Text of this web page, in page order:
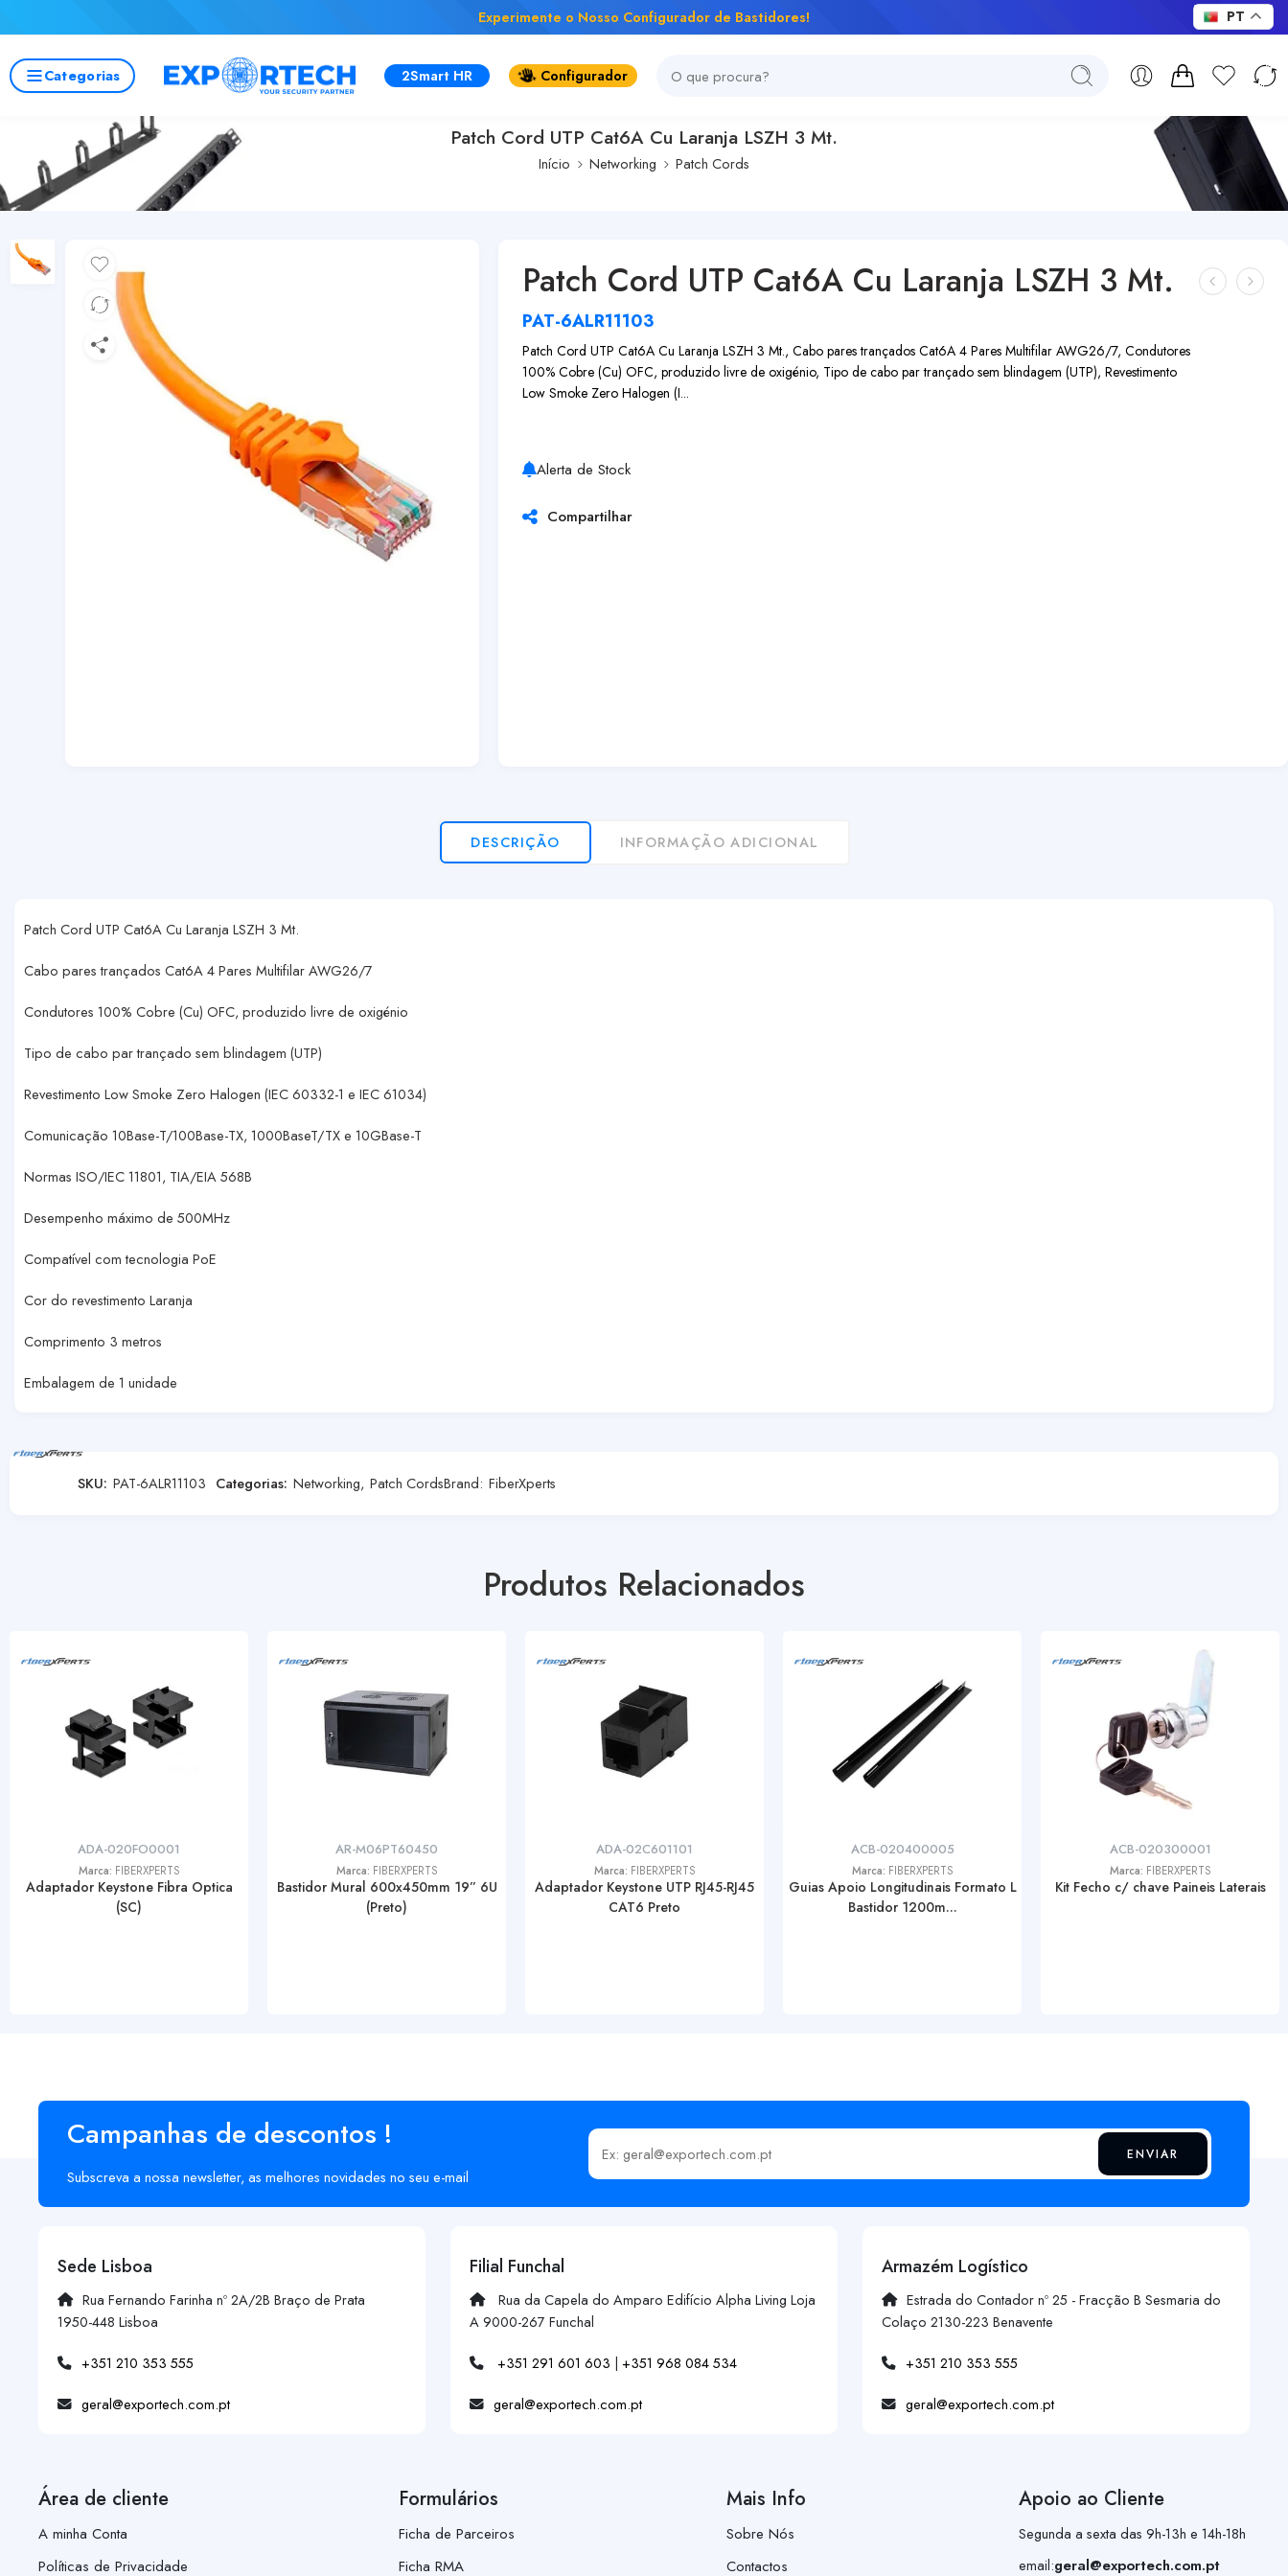
Experimente o Nosso Configurador de Bastidores!
Categorias 2Smart HR Configurador
Patch Cord UTP Cat6A Cu Laranja LSZH 3 Mt.
Início Networking Patch Cords
Patch Cord UTP Cat6A Cu Laranja LSZH 3 Mt.
PAT-6ALR11103
Patch Cord UTP Cat6A Cu Laranja LSZH 3 Mt., Cabo pares trançados Cat6A 4 Pares Multifilar AWG26/7, Condutores
100% Cobre (Cu) OFC, produzido livre de oxigénio, Tipo de cabo par trançado sem blindagem (UTP), Revestimento
Low Smoke Zero Halogen (I...
Alerta de Stock
Compartilhar
DESCRIÇÃO INFORMAÇÃO ADICIONAL
Patch Cord UTP Cat6A Cu Laranja LSZH 3 Mt.
Cabo pares trançados Cat6A 4 Pares Multifilar AWG26/7
Condutores 100% Cobre (Cu) OFC, produzido livre de oxigénio
Tipo de cabo par trançado sem blindagem (UTP)
Revestimento Low Smoke Zero Halogen (IEC 60332-1 e IEC 61034)
Comunicação 10Base-T/100Base-TX, 1000BaseT/TX e 10GBase-T
Normas ISO/IEC 11801, TIA/EIA 568B
Desempenho máximo de 500MHz
Compatível com tecnologia PoE
Cor do revestimento Laranja
Comprimento 3 metros
Embalagem de 1 unidade
SKU: PAT-6ALR11103 Categorias: Networking, Patch CordsBrand: FiberXperts
Produtos Relacionados
ADA-020FO0001
Marca: FIBERXPERTS
Adaptador Keystone Fibra Optica
(SC)
AR-M06PT60450
Marca: FIBERXPERTS
Bastidor Mural 600x450mm 19” 6U
(Preto)
ADA-02C601101
Marca: FIBERXPERTS
Adaptador Keystone UTP RJ45-RJ45
CAT6 Preto
ACB-020400005
Marca: FIBERXPERTS
Guias Apoio Longitudinais Formato L
Bastidor 1200m...
ACB-020300001
Marca: FIBERXPERTS
Kit Fecho c/ chave Paineis Laterais
Campanhas de descontos !
Subscreva a nossa newsletter, as melhores novidades no seu e-mail
Insira o seu email ENVIAR
Sede Lisboa
Rua Fernando Farinha nº 2A/2B Braço de Prata
1950-448 Lisboa
+351 210 353 555
geral@exportech.com.pt
Filial Funchal
Rua da Capela do Amparo Edifício Alpha Living Loja
A 9000-267 Funchal
+351 291 601 603 | +351 968 084 534
geral@exportech.com.pt
Armazém Logístico
Estrada do Contador nº 25 - Fracção B Sesmaria do
Colaço 2130-223 Benavente
+351 210 353 555
geral@exportech.com.pt
Área de cliente
A minha Conta
Políticas de Privacidade
Formulários
Ficha de Parceiros
Ficha RMA
Mais Info
Sobre Nós
Contactos
Apoio ao Cliente
Segunda a sexta das 9h-13h e 14h-18h
email:geral@exportech.com.pt
PT